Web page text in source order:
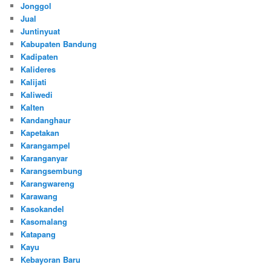
Jonggol
Jual
Juntinyuat
Kabupaten Bandung
Kadipaten
Kalideres
Kalijati
Kaliwedi
Kalten
Kandanghaur
Kapetakan
Karangampel
Karanganyar
Karangsembung
Karangwareng
Karawang
Kasokandel
Kasomalang
Katapang
Kayu
Kebayoran Baru